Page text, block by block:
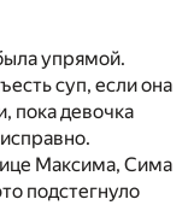
упрямой.
суп, если она
пока девочка
Максима, Сима
подстегнуло